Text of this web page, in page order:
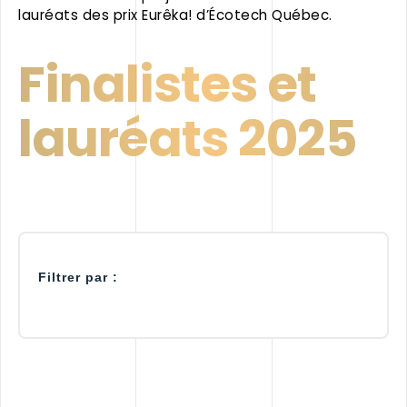
lauréats des prix Eurêka! d’Écotech Québec.
Finalistes et
lauréats 2025
Filtrer par :